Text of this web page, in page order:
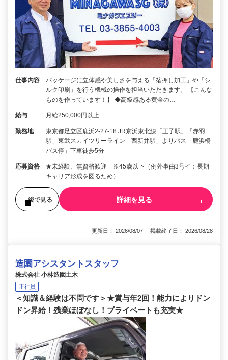
仕事内容
パッケージに立体感や美しさを与える「箔押し加工」や「シ
ルク印刷」を行う機械の操作を担当いただきます。 【こんな
ものを作っています！】 ◆高級感ある黄金の…
給与 月給250,000円以上
勤務地
東京都足立区鹿浜2-27-18 JR京浜東北線「王子駅」「赤羽
駅」東武スカイツリーライン「西新井駅」よりバス「鹿浜橋
バス停」下車徒歩5分
応募資格
★未経験、無資格歓迎 ※45歳以下（例外事由3号イ：長期
キャリア形成を図るため）
後で見る 詳細を見る
更新日： 2026/08/07 掲載終了日： 2026/08/28
造園アシスタントスタッフ
株式会社 小林造園土木
正社員
＜知識＆経験は不問です＞★賞与年2回！能力によりドン
ドン昇給！残業ほぼなし！プライベートも充実★